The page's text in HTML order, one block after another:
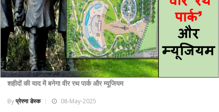
शहीदों की याद में बनेगा वीर रथ पार्क और म्यूजियम
Byप्रेरणा डेस्क 08-May-2025